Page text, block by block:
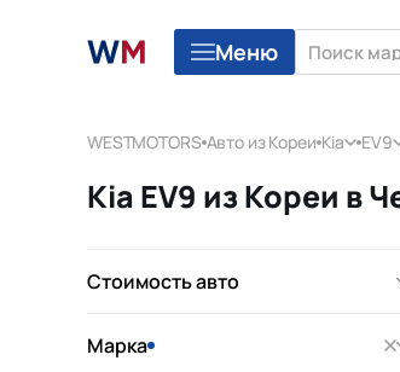
Меню
WESTMOTORS Авто из Кореи Kia EV9
Kia EV9 из Кореи в
Стоимость авто
Марка